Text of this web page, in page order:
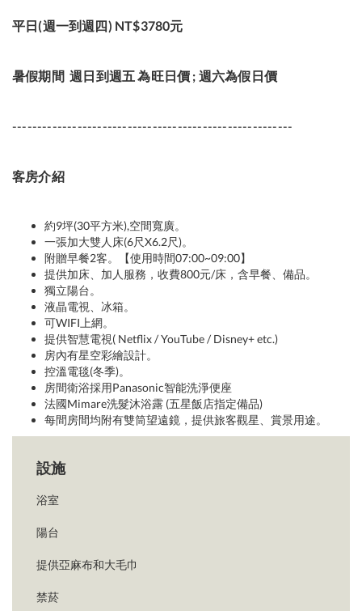
平日(週一到週四) NT$3780元
暑假期間 週日到週五 為旺日價 ; 週六為假日價
--------------------------------------------------------
客房介紹
約9坪(30平方米),空間寬廣。
一張加大雙人床(6尺X6.2尺)。
附贈早餐2客。【使用時間07:00~09:00】
提供加床、加人服務，收費800元/床，含早餐、備品。
獨立陽台。
液晶電視、冰箱。
可WIFI上網。
提供智慧電視( Netflix / YouTube / Disney+ etc.)
房內有星空彩繪設計。
控溫電毯(冬季)。
房間衛浴採用Panasonic智能洗淨便座
法國Mimare洗髮沐浴露 (五星飯店指定備品)
每間房間均附有雙筒望遠鏡，提供旅客觀星、賞景用途。
設施
浴室
陽台
提供亞麻布和大毛巾
禁菸